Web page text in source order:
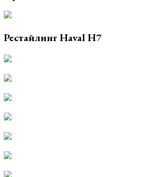
Рестайлинг Haval H7